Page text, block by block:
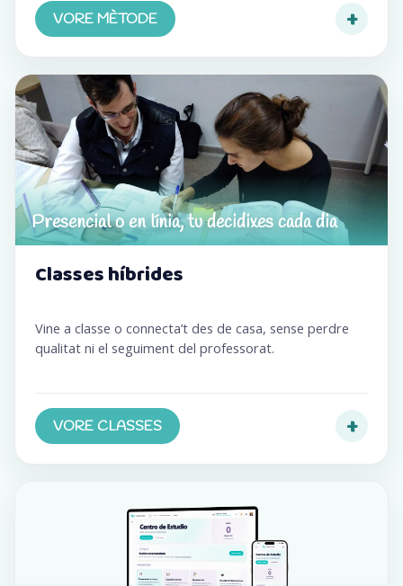
VORE MÈTODE +
Presencial o en línia, tu decidixes cada dia
Classes híbrides
Vine a classe o connecta’t des de casa, sense perdre
qualitat ni el seguiment del professorat.
VORE CLASSES +